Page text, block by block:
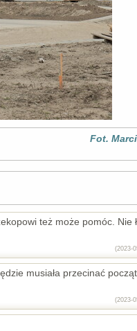
Fot.
też może pomóc. Nie
(2023-
musiała przecinać
(2023-